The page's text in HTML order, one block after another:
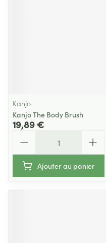
Kanjo
Kanjo The Body Brush
19,89 €
Ajouter au panier